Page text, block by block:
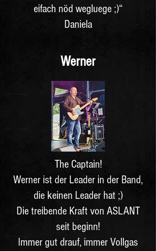
eifach nöd wegluege ;)“
Daniela
Werner
The Captain!
Werner ist der Leader in der Band,
die keinen Leader hat ;)
Die treibende Kraft von ASLANT
seit beginn!
Immer gut drauf, immer Vollgas